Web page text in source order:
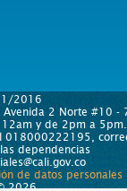
2016
2 Norte #10 -
12am y de 2pm a 5pm.
dependencias
de datos personales
2026